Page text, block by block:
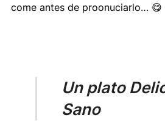
come antesde proonuciarlo… 😋
Un plato
Sano